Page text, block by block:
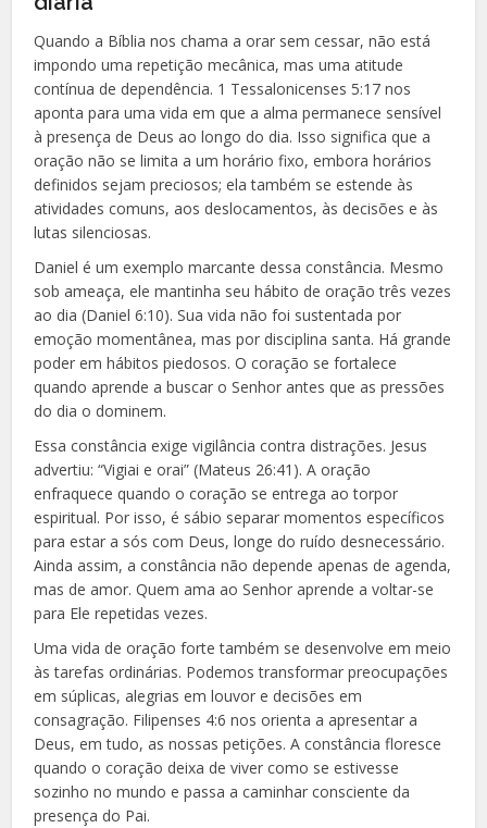
Quando a Bíblia nos chama a orar sem cessar, não está
impondo uma repetição mecânica, mas uma atitude
contínua de dependência. 1 Tessalonicenses 5:17 nos
aponta para uma vida em que a alma permanece sensível
à presença de Deus ao longo do dia. Isso significa que a
oração não se limita a um horário fixo, embora horários
definidos sejam preciosos; ela também se estende às
atividades comuns, aos deslocamentos, às decisões e às
lutas silenciosas.
Daniel é um exemplo marcante dessa constância. Mesmo
sob ameaça, ele mantinha seu hábito de oração três vezes
ao dia (Daniel 6:10). Sua vida não foi sustentada por
emoção momentânea, mas por disciplina santa. Há grande
poder em hábitos piedosos. O coração se fortalece
quando aprende a buscar o Senhor antes que as pressões
do dia o dominem.
Essa constância exige vigilância contra distrações. Jesus
advertiu: “Vigiai e orai” (Mateus 26:41). A oração
enfraquece quando o coração se entrega ao torpor
espiritual. Por isso, é sábio separar momentos específicos
para estar a sós com Deus, longe do ruído desnecessário.
Ainda assim, a constância não depende apenas de agenda,
mas de amor. Quem ama ao Senhor aprende a voltar-se
para Ele repetidas vezes.
Uma vida de oração forte também se desenvolve em meio
às tarefas ordinárias. Podemos transformar preocupações
em súplicas, alegrias em louvor e decisões em
consagração. Filipenses 4:6 nos orienta a apresentar a
Deus, em tudo, as nossas petições. A constância floresce
quando o coração deixa de viver como se estivesse
sozinho no mundo e passa a caminhar consciente da
presença do Pai.